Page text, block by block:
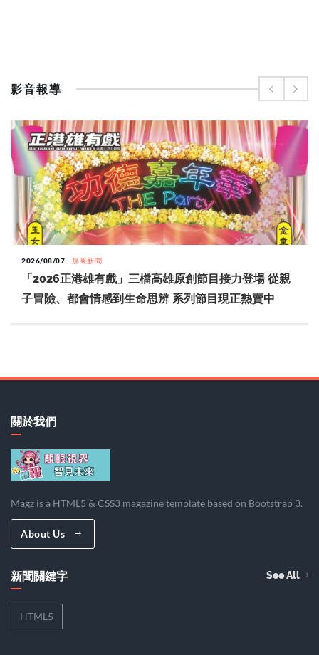
影音報導
2026/08/07 屏果新聞
「2026正港雄有戲」三檔高雄原創節目接力登場 從親
子冒險、都會情感到生命思辨 系列節目現正熱賣中
關於我們
Magz is a HTML5 & CSS3 magazine template based on Bootstrap 3.
About Us
新聞關鍵字 See All
HTML5